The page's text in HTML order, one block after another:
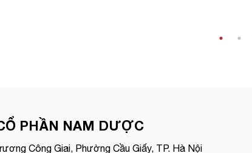
PHẦN NAM DƯỢC
Công Giai, Phường Cầu Giấy, TP. Hà Nội